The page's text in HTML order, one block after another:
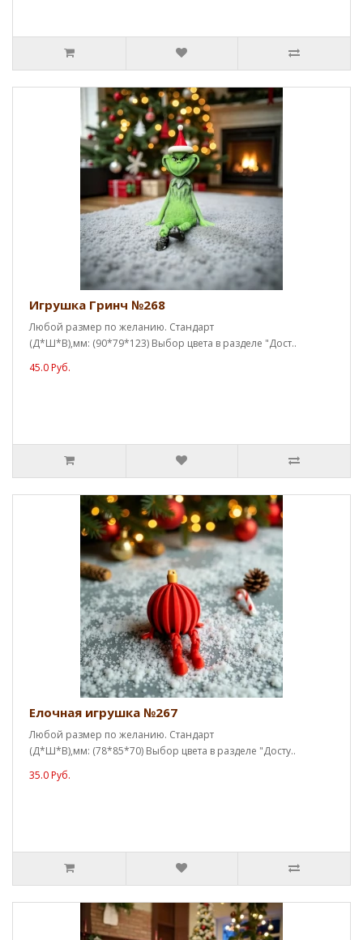
Игрушка Гринч №268
Любой размер по желанию. Стандарт
(Д*Ш*В),мм: (90*79*123) Выбор цвета в разделе "Дост..
45.0 Руб.
Елочная игрушка №267
Любой размер по желанию. Стандарт
(Д*Ш*В),мм: (78*85*70) Выбор цвета в разделе "Досту..
35.0 Руб.